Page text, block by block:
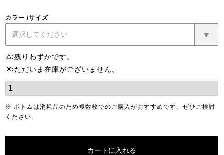
カラー サイズ
△ 残りわずかです。
✕ ただいま在庫がございません。
※ ボトムは消耗品のため複数枚でのご購入がおすすめです。ぜひご検討
ください。
カートに入れる